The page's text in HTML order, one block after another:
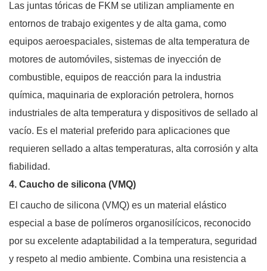
Las juntas tóricas de FKM se utilizan ampliamente en
entornos de trabajo exigentes y de alta gama, como
equipos aeroespaciales, sistemas de alta temperatura de
motores de automóviles, sistemas de inyección de
combustible, equipos de reacción para la industria
química, maquinaria de exploración petrolera, hornos
industriales de alta temperatura y dispositivos de sellado al
vacío. Es el material preferido para aplicaciones que
requieren sellado a altas temperaturas, alta corrosión y alta
fiabilidad.
4. Caucho de silicona (VMQ)
El caucho de silicona (VMQ) es un material elástico
especial a base de polímeros organosilícicos, reconocido
por su excelente adaptabilidad a la temperatura, seguridad
y respeto al medio ambiente. Combina una resistencia a